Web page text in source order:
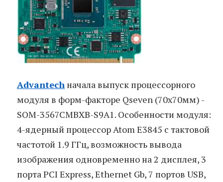
Advantech начала выпуск процессорного
модуля в форм-факторе Qseven (70х70мм) -
SOM-3567CMBXB-S9A1. Особенности модуля:
4-ядерный процессор Atom E3845 с тактовой
частотой 1.9 ГГц, возможность вывода
изображения одновременно на 2 дисплея, 3
порта PCI Express, Ethernet Gb, 7 портов USB,